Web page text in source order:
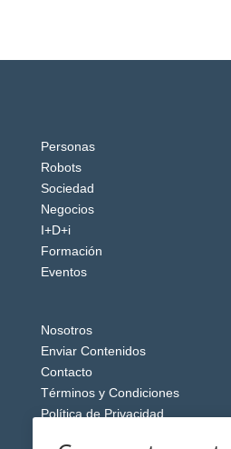
Personas
Robots
Sociedad
Negocios
I+D+i
Formación
Eventos
Nosotros
Enviar Contenidos
Contacto
Términos y Condiciones
Política de Privacidad